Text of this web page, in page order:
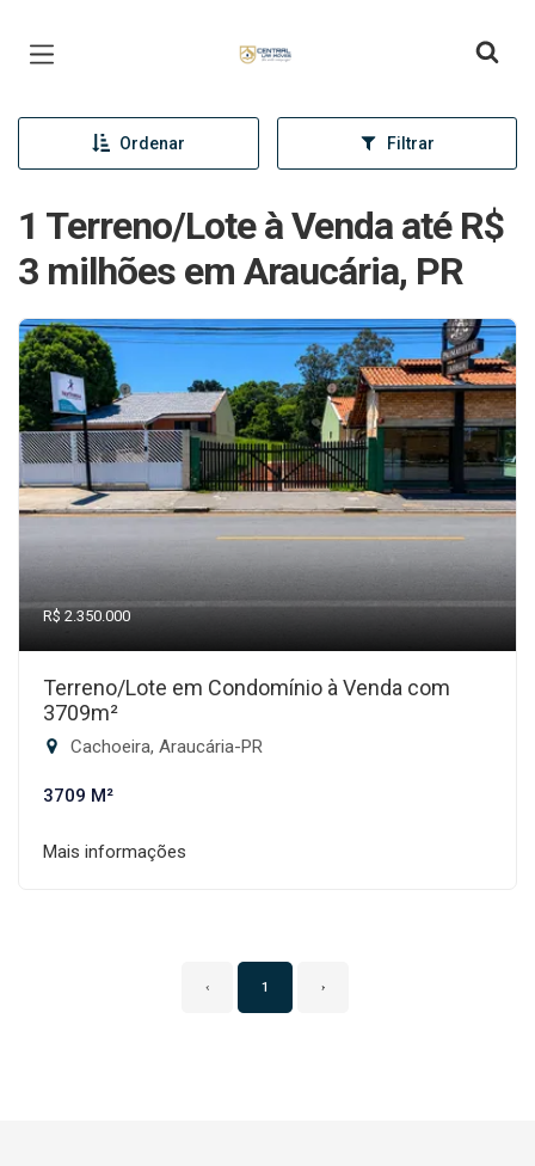
Ordenar Filtrar
1 Terreno/Lote à Venda até R$
3 milhões em Araucária, PR
R$ 2.350.000
Terreno/Lote em Condomínio à Venda com
3709m²
Cachoeira, Araucária-PR
3709 M²
Mais informações
‹ 1 ›